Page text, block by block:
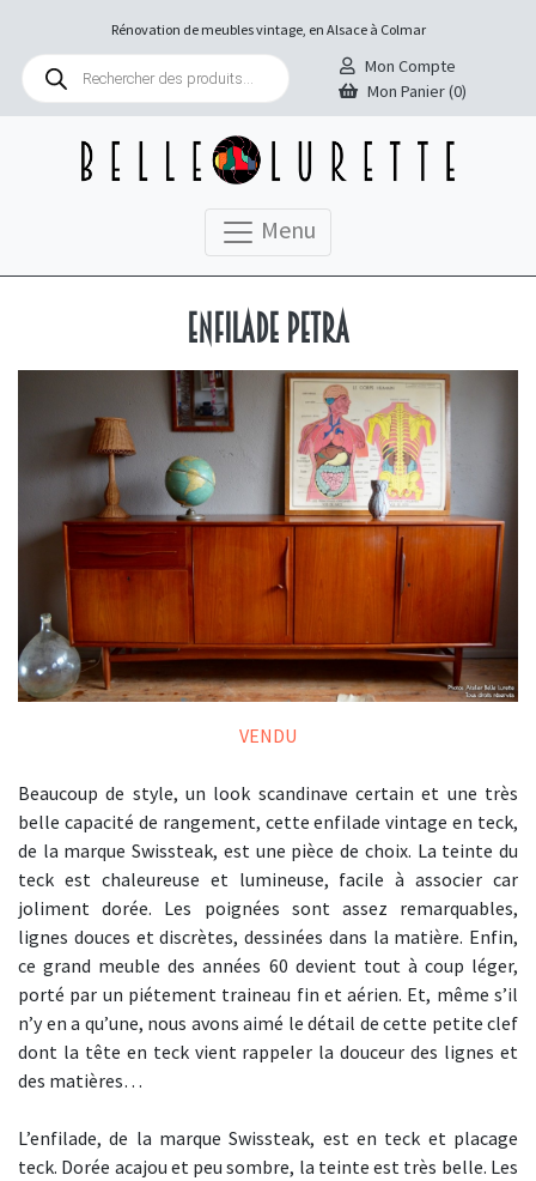
Rénovation de meubles vintage, en Alsace à Colmar
Recherche
produits
Mon Compte
Mon Panier (0)
Menu
Enfilade Petra
VENDU
Beaucoup de style, un look scandinave certain et une très
belle capacité de rangement, cette enfilade vintage en teck,
de la marque Swissteak, est une pièce de choix. La teinte du
teck est chaleureuse et lumineuse, facile à associer car
joliment dorée. Les poignées sont assez remarquables,
lignes douces et discrètes, dessinées dans la matière. Enfin,
ce grand meuble des années 60 devient tout à coup léger,
porté par un piétement traineau fin et aérien. Et, même s’il
n’y en a qu’une, nous avons aimé le détail de cette petite clef
dont la tête en teck vient rappeler la douceur des lignes et
des matières…
L’enfilade, de la marque Swissteak, est en teck et placage
teck. Dorée acajou et peu sombre, la teinte est très belle. Les